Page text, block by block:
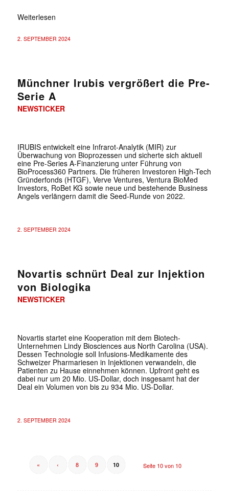
Weiterlesen
2. SEPTEMBER 2024
Münchner Irubis vergrößert die Pre-
Serie A
NEWSTICKER
IRUBIS entwickelt eine Infrarot-Analytik (MIR) zur
Überwachung von Bioprozessen und sicherte sich aktuell
eine Pre-Series A-Finanzierung unter Führung von
BioProcess360 Partners. Die früheren Investoren High-Tech
Gründerfonds (HTGF), Verve Ventures, Ventura BioMed
Investors, RoBet KG sowie neue und bestehende Business
Angels verlängern damit die Seed-Runde von 2022.
2. SEPTEMBER 2024
Novartis schnürt Deal zur Injektion
von Biologika
NEWSTICKER
Novartis startet eine Kooperation mit dem Biotech-
Unternehmen Lindy Biosciences aus North Carolina (USA).
Dessen Technologie soll Infusions-Medikamente des
Schweizer Pharmariesen in Injektionen verwandeln, die
Patienten zu Hause einnehmen können. Upfront geht es
dabei nur um 20 Mio. US-Dollar, doch insgesamt hat der
Deal ein Volumen von bis zu 934 Mio. US-Dollar.
2. SEPTEMBER 2024
Seite 10 von 10
« ‹ 8 9 10